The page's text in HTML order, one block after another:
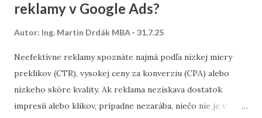
reklamy v Google Ads?
Autor: Ing. Martin Drdák MBA 31.7.25
Neefektívne reklamy spoznáte najmä podľa nízkej miery
preklikov (CTR), vysokej ceny za konverziu (CPA) alebo
nízkeho skóre kvality. Ak reklama nezískava dostatok
impresií alebo klikov, prípadne nezarába, niečo nie je v